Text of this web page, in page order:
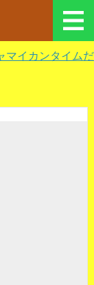
マイカンタイムだ